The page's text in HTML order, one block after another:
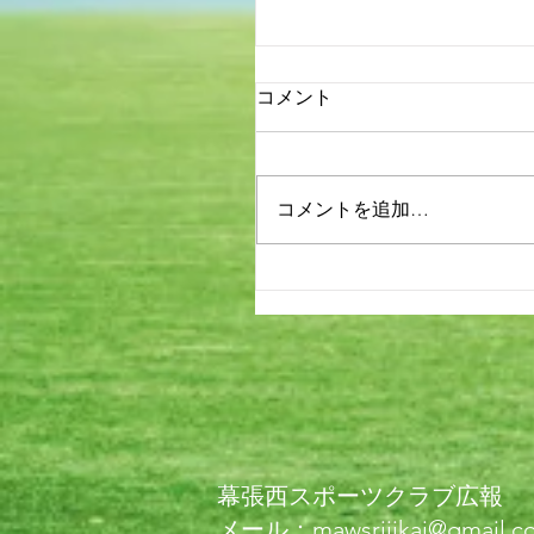
コメント
コメントを追加…
幕張西スポーツクラブ広報